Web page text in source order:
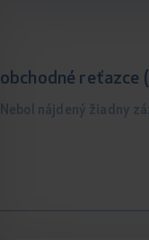
obchodné reťazce
Nebol nájdený žiadny